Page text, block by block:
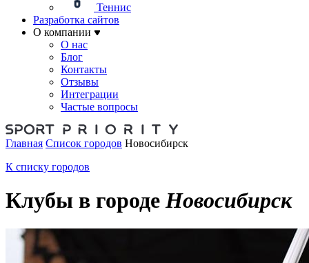
Теннис
Разработка сайтов
О компании
О нас
Блог
Контакты
Отзывы
Интеграции
Частые вопросы
Главная Список городов Новосибирск
К списку городов
Клубы в городе Новосибирск